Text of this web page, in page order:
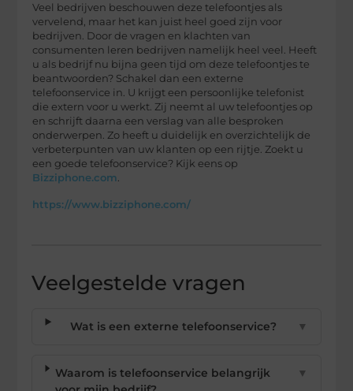
Veel bedrijven beschouwen deze telefoontjes als
vervelend, maar het kan juist heel goed zijn voor
bedrijven. Door de vragen en klachten van
consumenten leren bedrijven namelijk heel veel. Heeft
u als bedrijf nu bijna geen tijd om deze telefoontjes te
beantwoorden? Schakel dan een externe
telefoonservice in. U krijgt een persoonlijke telefonist
die extern voor u werkt. Zij neemt al uw telefoontjes op
en schrijft daarna een verslag van alle besproken
onderwerpen. Zo heeft u duidelijk en overzichtelijk de
verbeterpunten van uw klanten op een rijtje. Zoekt u
een goede telefoonservice? Kijk eens op
Bizziphone.com.
https://www.bizziphone.com/
Veelgestelde vragen
Wat is een externe telefoonservice? ▼
Waarom is telefoonservice belangrijk
▼